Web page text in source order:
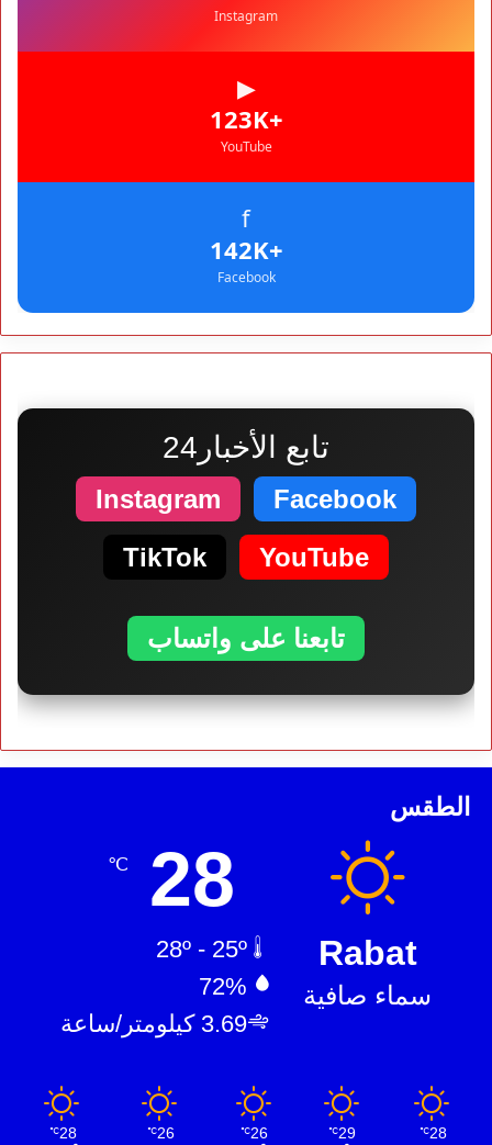
Instagram
▶
+123K
YouTube
f
+142K
Facebook
تابع الأخبار24
Facebook
Instagram
YouTube
TikTok
تابعنا على واتساب
الطقس
Rabat
سماء صافية
28
℃
72%
3.69 كيلومتر/ساعة
28
℃
29
℃
26
℃
26
℃
28
℃